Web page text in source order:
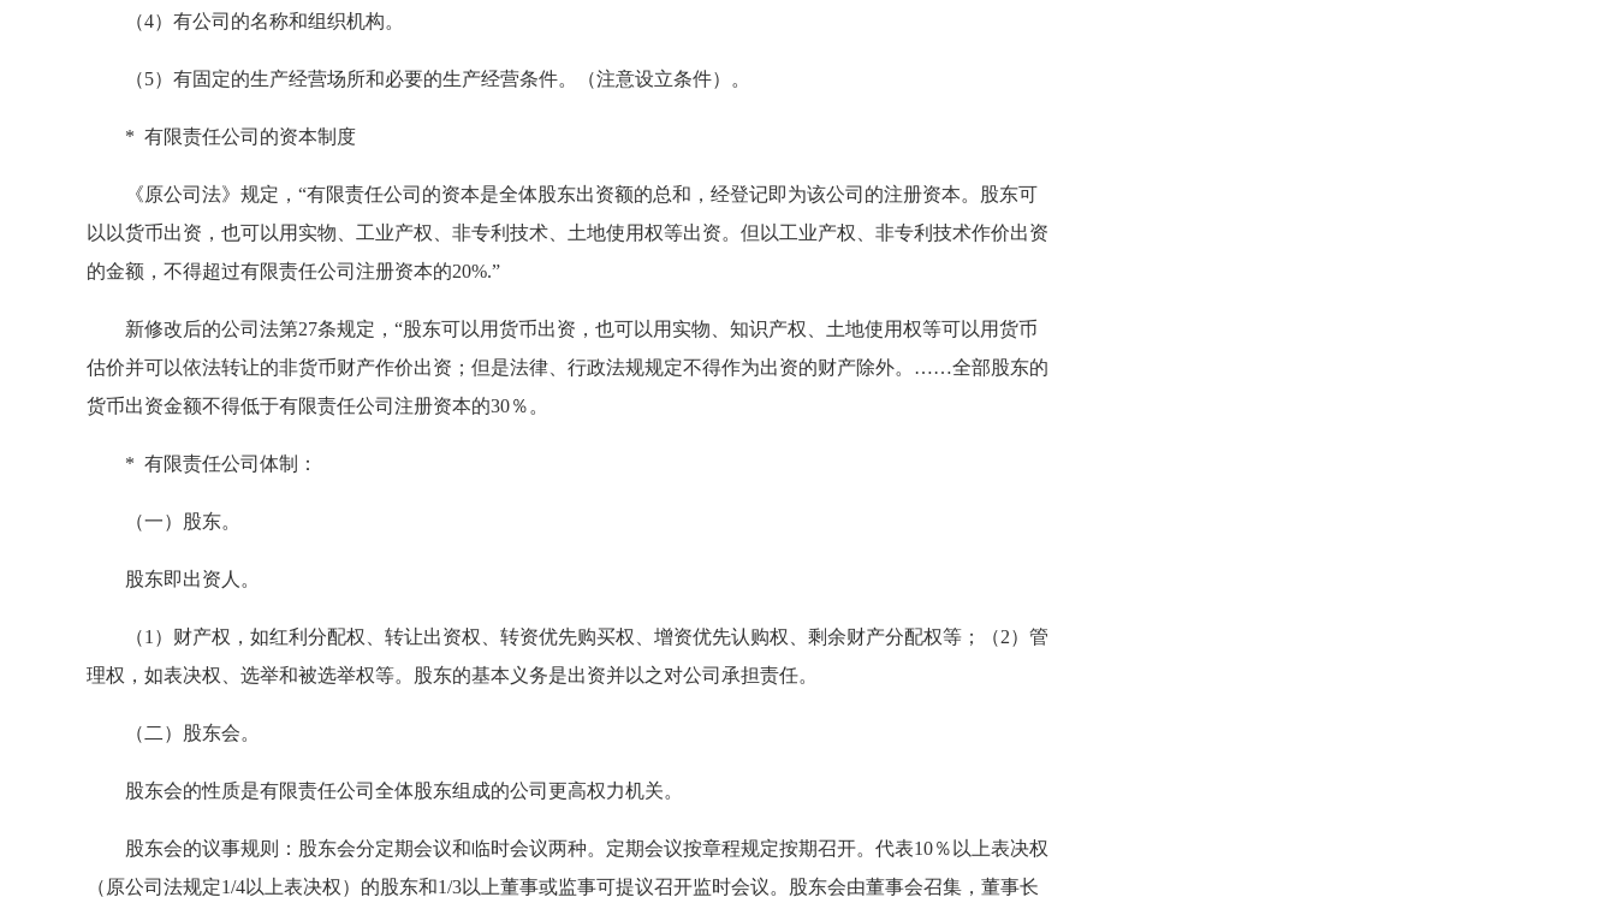
（4）有公司的名称和组织机构。
（5）有固定的生产经营场所和必要的生产经营条件。（注意设立条件）。
* 有限责任公司的资本制度
《原公司法》规定，“有限责任公司的资本是全体股东出资额的总和，经登记即为该公司的注册资本。股东可
以以货币出资，也可以用实物、工业产权、非专利技术、土地使用权等出资。但以工业产权、非专利技术作价出资
的金额，不得超过有限责任公司注册资本的20%.”
新修改后的公司法第27条规定，“股东可以用货币出资，也可以用实物、知识产权、土地使用权等可以用货币
估价并可以依法转让的非货币财产作价出资；但是法律、行政法规规定不得作为出资的财产除外。……全部股东的
货币出资金额不得低于有限责任公司注册资本的30％。
* 有限责任公司体制：
（一）股东。
股东即出资人。
（1）财产权，如红利分配权、转让出资权、转资优先购买权、增资优先认购权、剩余财产分配权等；（2）管
理权，如表决权、选举和被选举权等。股东的基本义务是出资并以之对公司承担责任。
（二）股东会。
股东会的性质是有限责任公司全体股东组成的公司更高权力机关。
股东会的议事规则：股东会分定期会议和临时会议两种。定期会议按章程规定按期召开。代表10％以上表决权
（原公司法规定1/4以上表决权）的股东和1/3以上董事或监事可提议召开监时会议。股东会由董事会召集，董事长